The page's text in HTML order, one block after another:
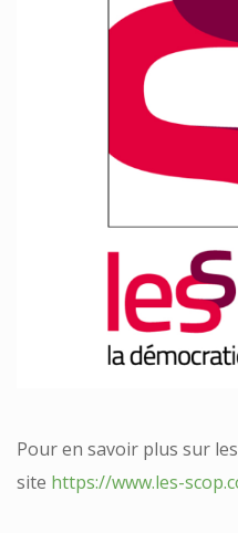
Pour en savoir plus sur
site https://www.les-